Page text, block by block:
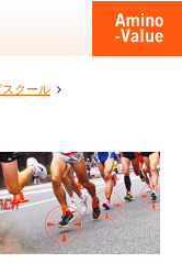
クール